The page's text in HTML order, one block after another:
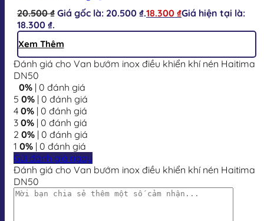
20.500₫ Giá gốc là: 20.500 ₫.18.300 ₫Giá hiện tại là:
18.300 ₫.
Xem Thêm
Đánh giá cho Van bướm inox điều khiển khí nén Haitima
DN50
0% | 0 đánh giá
5 0% | 0 đánh giá
4 0% | 0 đánh giá
3 0% | 0 đánh giá
2 0% | 0 đánh giá
1 0% | 0 đánh giá
Gửi đánh giá ngay
Đánh giá cho Van bướm inox điều khiển khí nén Haitima
DN50